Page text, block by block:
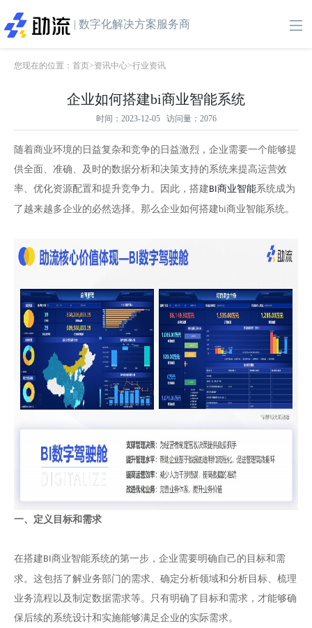
| 数字化解决方案服务商
您现在的位置： 首页>资讯中心>行业资讯
企业如何搭建bi商业智能系统
时间：2023-12-05 访问量：2076
随着商业环境的日益复杂和竞争的日益激烈，企业需要一个能够提
供全面、准确、及时的数据分析和决策支持的系统来提高运营效
率、优化资源配置和提升竞争力。因此，搭建BI商业智能系统成为
了越来越多企业的必然选择。那么企业如何搭建bi商业智能系统。
一、定义目标和需求
在搭建BI商业智能系统的第一步，企业需要明确自己的目标和需
求。这包括了解业务部门的需求、确定分析领域和分析目标、梳理
业务流程以及制定数据需求等。只有明确了目标和需求，才能够确
保后续的系统设计和实施能够满足企业的实际需求。